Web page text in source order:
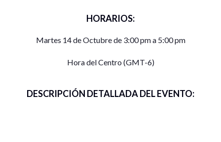
HORARIOS:
Martes 14 de Octubre de 3:00 pm a 5:00 pm
Hora del Centro (GMT-6)
DESCRIPCIÓN DETALLADA DEL EVENTO: